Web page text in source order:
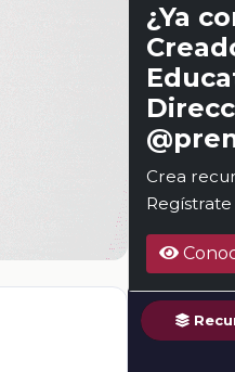
¿Ya
Crea